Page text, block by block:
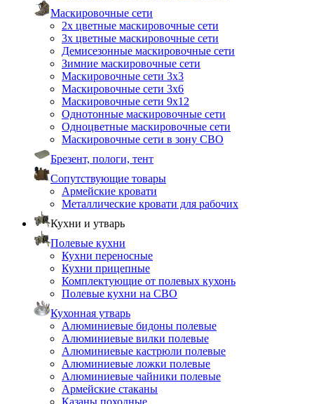
Маскировочные сети
2х цветные маскировочные сети
3х цветные маскировочные сети
Демисезонные маскировочные сети
Зимние маскировочные сети
Маскировочные сети 3х3
Маскировочные сети 3х6
Маскировочные сети 9х12
Однотонные маскировочные сети
Одноцветные маскировочные сети
Маскировочные сети в зону СВО
Брезент, пологи, тент
Сопутствующие товары
Армейские кровати
Металлические кровати для рабочих
Кухни и утварь
Полевые кухни
Кухни переносные
Кухни прицепные
Комплектующие от полевых кухонь
Полевые кухни на СВО
Кухонная утварь
Алюминиевые бидоны полевые
Алюминиевые вилки полевые
Алюминиевые кастрюли полевые
Алюминиевые ложки полевые
Алюминиевые чайники полевые
Армейские стаканы
Казаны походные